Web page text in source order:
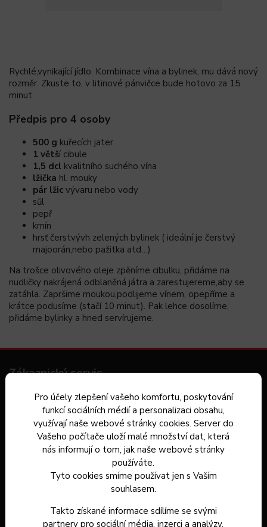
Pro účely zlepšení vašeho komfortu, poskytování
funkcí sociálních médií a personalizaci obsahu,
využívají naše webové stránky cookies. Server do
Vašeho počítače uloží malé množství dat, která
nás informují o tom, jak naše webové stránky
používáte.
Tyto cookies smíme používat jen s Vaším
souhlasem.
Takto získané informace sdílíme se svými
partnery pro sociální média, inzerci a analýzy.
Rychlé,vynikající jídlo. Kombinace vína a bylinek, mu dává nový
rozměr. Zkuste to, v litinové pánvičce bude hotovo za 15
minut.
Předpis pro 4 osoby
500 g kuřecích jater
1 větší cibule
1,5 dcl kvalitního suchého vína
lžička hl. mouky
pár lžic vývaru nebo vody
sůl
pepř
kmín
hrsť čerstvývh zelených bylinek ( ideální je čerstvý
majoorán,nebo pažitka atd…)
Na trošce olivového oleje zpěníme cibulku, přidáme na
nudličky nakrájená odblaněná játra a zarestujereme,aby se
zatáhla. Zapršime moukou,podlijeme vínem, opepříme a
krátce podusíme (stačí 10 minut). Pak lehce dosolíme,
přidáme bylinky a hned servírujeme.
Zákaznický servis
Kontakt
Dárkové poukazy
Záruka spokojenosti
Doprava a platba